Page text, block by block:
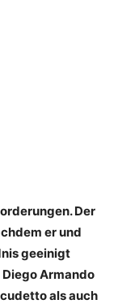
Der
er und
geeinigt
Armando
als auch